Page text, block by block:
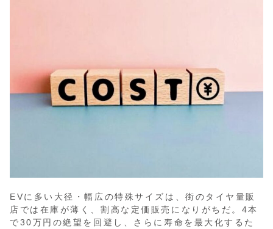
EVに多い大径・幅広の特殊サイズは、街のタイヤ量販
店では在庫が薄く、割高な定価販売になりがちだ。4本
で30万円の絶望を回避し、さらに寿命を最大化するた